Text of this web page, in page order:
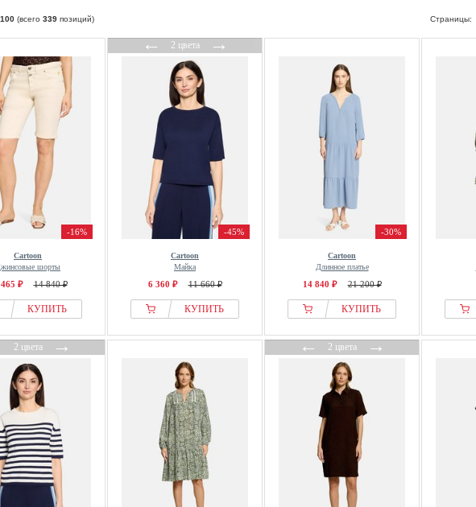
100 (всего 339 позиций) Страницы:
-16%
Cartoon
шорты
₽ 14 840 ₽
КУПИТЬ
←2 цвета→
-45%
Cartoon
Майка
6 360 ₽ 11 660 ₽
КУПИТЬ
-30%
Cartoon
Длинное платье
14 840 ₽ 21 200 ₽
КУПИТЬ
2 цвета→ ←2 цвета→